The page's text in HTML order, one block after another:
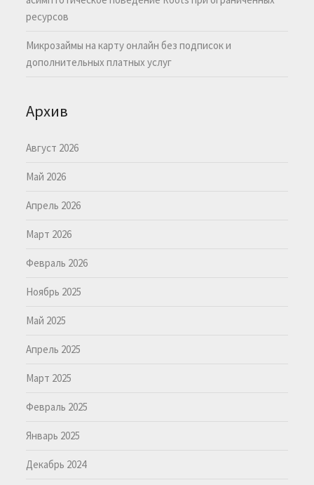
ресурсов
Микрозаймы на карту онлайн без подписок и
дополнительных платных услуг
Архив
Август 2026
Май 2026
Апрель 2026
Март 2026
Февраль 2026
Ноябрь 2025
Май 2025
Апрель 2025
Март 2025
Февраль 2025
Январь 2025
Декабрь 2024